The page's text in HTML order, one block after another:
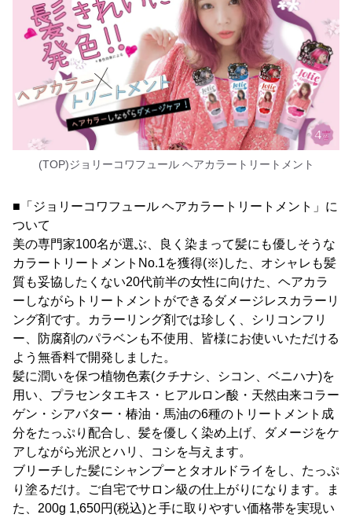
(TOP)ジョリーコワフュール ヘアカラートリートメント
■「ジョリーコワフュール ヘアカラートリートメント」に
ついて
美の専門家100名が選ぶ、良く染まって髪にも優しそうな
カラートリートメントNo.1を獲得(※)した、オシャレも髪
質も妥協したくない20代前半の女性に向けた、ヘアカラ
ーしながらトリートメントができるダメージレスカラーリ
ング剤です。カラーリング剤では珍しく、シリコンフリ
ー、防腐剤のパラベンも不使用、皆様にお使いいただける
よう無香料で開発しました。
髪に潤いを保つ植物色素(クチナシ、シコン、ベニハナ)を
用い、プラセンタエキス・ヒアルロン酸・天然由来コラー
ゲン・シアバター・椿油・馬油の6種のトリートメント成
分をたっぷり配合し、髪を優しく染め上げ、ダメージをケ
アしながら光沢とハリ、コシを与えます。
ブリーチした髪にシャンプーとタオルドライをし、たっぷ
り塗るだけ。ご自宅でサロン級の仕上がりになります。ま
た、200g 1,650円(税込)と手に取りやすい価格帯を実現い